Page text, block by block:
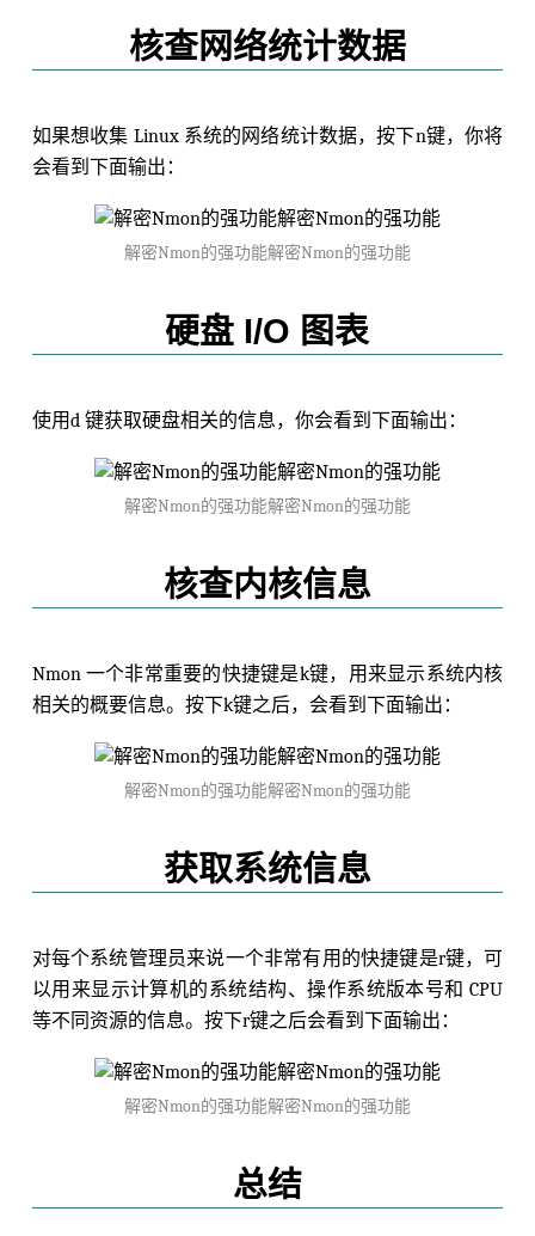
核查网络统计数据
如果想收集 Linux 系统的网络统计数据，按下n键，你将
会看到下面输出：
解密Nmon的强功能解密Nmon的强功能
硬盘 I/O 图表
使用d 键获取硬盘相关的信息，你会看到下面输出：
解密Nmon的强功能解密Nmon的强功能
核查内核信息
Nmon 一个非常重要的快捷键是k键，用来显示系统内核
相关的概要信息。按下k键之后，会看到下面输出：
解密Nmon的强功能解密Nmon的强功能
获取系统信息
对每个系统管理员来说一个非常有用的快捷键是r键，可
以用来显示计算机的系统结构、操作系统版本号和 CPU
等不同资源的信息。按下r键之后会看到下面输出：
解密Nmon的强功能解密Nmon的强功能
总结